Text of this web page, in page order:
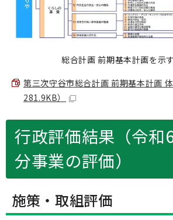
総合計画 前期基本計画を示
第三次守谷市総合計画 前期基本計画
281.9KB）
行政評価結果（令和
分事業の評価）
施策・取組評価